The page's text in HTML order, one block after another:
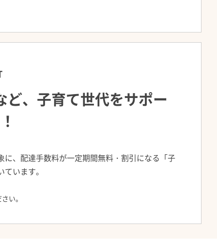
、子育て世代をサポー
、配達手数料が一定期間無料・割引になる「子
います。
い。